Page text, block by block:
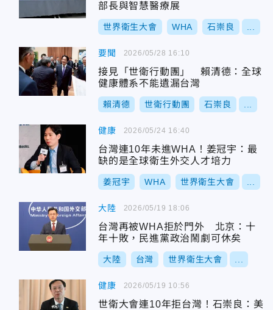
部長與智慧醫療展
世界衛生大會 WHA 石崇良
要聞
接見「世衛行動團」 賴清德：全球
健康體系不能遺漏台灣
賴清德 世衛行動團 石崇良
2026/05/28 16:10
健康
台灣連10年未進WHA！姜冠宇：最
缺的是全球衛生外交人才培力
姜冠宇 WHA 世界衛生大會
2026/05/24 16:40
大陸
台灣再被WHA拒於門外 北京：十
年十敗，民進黨政治鬧劇可休矣
大陸 台灣 世界衛生大會
2026/05/19 18:06
健康
世衛大會連10年拒台灣！石崇良：美
2026/05/19 10:56